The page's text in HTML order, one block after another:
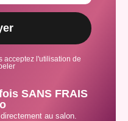
acceptez l'utilisation de
SANS FRAIS
au salon.